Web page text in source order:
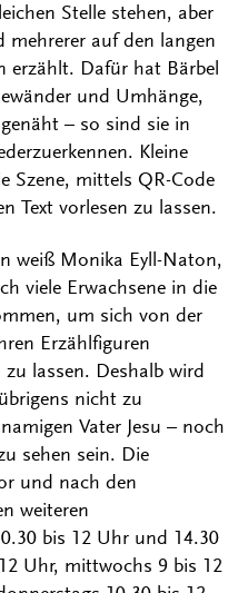
Stelle stehen, aber
mehrerer auf den langen
erzählt. Dafür hat Bärbel
und Umhänge,
– so sind sie in
Kleine
Szene, mittels QR-Code
Text vorlesen zu lassen.
weiß Monika Eyll-Naton,
viele Erwachsene in die
um sich von der
Erzählfiguren
lassen. Deshalb wird
nicht zu
Vater Jesu – noch
sehen sein. Die
und nach den
weiteren
bis 12 Uhr und 14.30
Uhr, mittwochs 9 bis 12